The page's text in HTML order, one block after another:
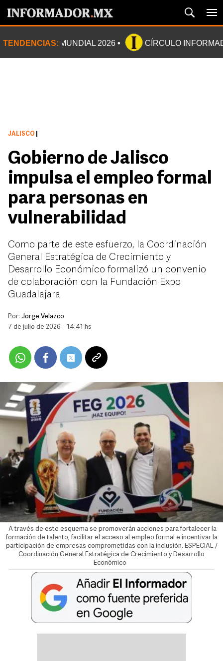
TENDENCIAS: MUNDIAL 2026 CÍRCULO
JALISCO
Gobierno de Jalisco
impulsa el empleo formal
para personas en
vulnerabilidad
Como parte de este esfuerzo, la Coordinación
General Estratégica de Crecimiento y
Desarrollo Económico formalizó un convenio
de colaboración con la Fundación Expo
Guadalajara
Por: Jorge Velazco
7 de julio de 2026 - 14:41 hs
A través de este esquema se promoverán acciones para fortalecer la
formación de talento, facilitar el acceso al empleo formal e incentivar la
participación de empresas comprometidas con la inclusión. ESPECIAL /
Coordinación General Estratégica de Crecimiento y Desarrollo
Económico